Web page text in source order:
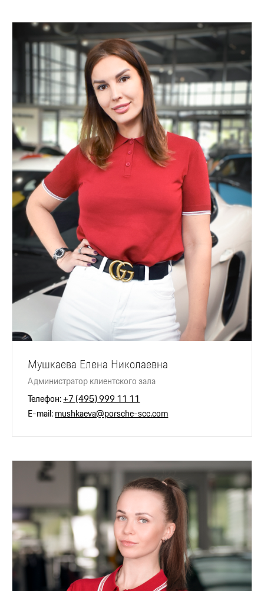
Мушкаева Елена Николаевна
Администратор клиентского зала
Телефон:+7 (495) 999 11 11
E-mail:mushkaeva@porsche-scc.com